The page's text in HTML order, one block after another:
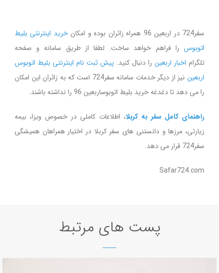
سفر724 در اربعین 96 همراه زائران بوده و امکان
خرید اینترنتی بلیط
اتوبوس را فراهم خواهد ساخت. لطفا از طریق سامانه و صفحه
تلگرام اخبار اربعین را دنبال کنید. پیش ثبت نام اینترنتی بلیط اتوبوس
اربعین
نیز از دیگر خدمات سامانه سفر724 است که به زائران این امکان
را می دهد تا دغدغه خرید بلیط اتوبوساربعین 96 را نداشته باشند.
راهنمای کامل سفر به کربلا، اطلاعات کاملی در خصوص ویزا، بیمه
زیارتی، مرزها و دانستنی های سفر کربلا در اختیار همراهان همیشگی
سفر724 قرار می دهد.
Safar724.com
پست های مرتبط